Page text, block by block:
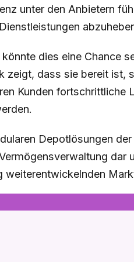
unter den Anbietern
dies eine Chance
zeigt, dass sie bereit ist,
Kunden fortschrittliche
Depotlösungen
dar
weiterentwickelnden